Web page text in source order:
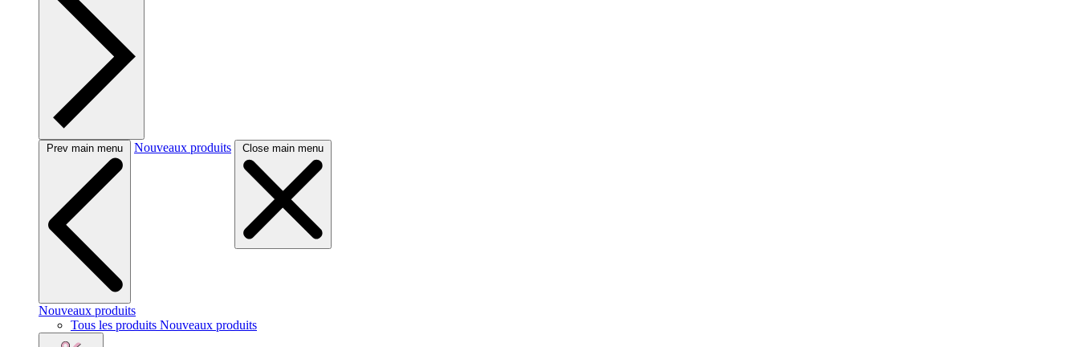
Prev main menu Nouveaux produits Close main menu
Nouveaux produits
Tous les produits Nouveaux produits